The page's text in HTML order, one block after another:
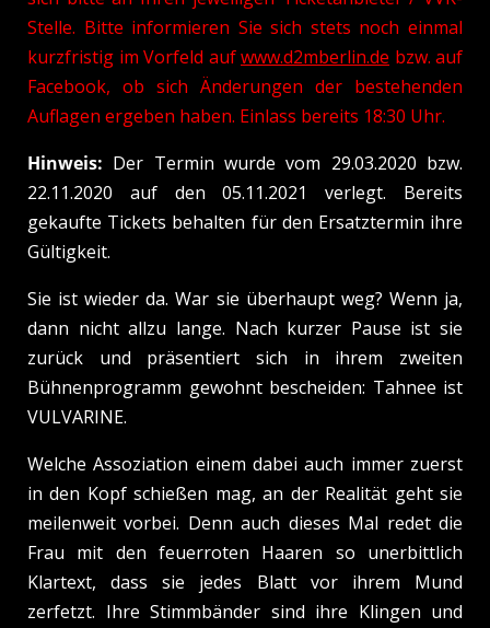
Stelle. Bitte informieren Sie sich stets noch einmal
kurzfristig im Vorfeld aufwww.d2mberlin.de bzw. auf
Facebook, ob sich Änderungen der bestehenden
Auflagen ergeben haben. Einlass bereits 18:30 Uhr.
Hinweis: Der Termin wurde vom 29.03.2020 bzw.
22.11.2020 auf den 05.11.2021 verlegt. Bereits
gekaufte Tickets behalten für den Ersatztermin ihre
Gültigkeit.
Sie ist wieder da. War sie überhaupt weg? Wenn ja,
dann nicht allzu lange. Nach kurzer Pause ist sie
zurück und präsentiert sich in ihrem zweiten
Bühnenprogramm gewohnt bescheiden: Tahnee ist
VULVARINE.
Welche Assoziation einem dabei auch immer zuerst
in den Kopf schießen mag, an der Realität geht sie
meilenweit vorbei. Denn auch dieses Mal redet die
Frau mit den feuerroten Haaren so unerbittlich
Klartext, dass sie jedes Blatt vor ihrem Mund
zerfetzt. Ihre Stimmbänder sind ihre Klingen und